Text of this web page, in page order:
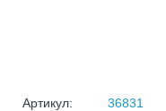
Артикул: 36831